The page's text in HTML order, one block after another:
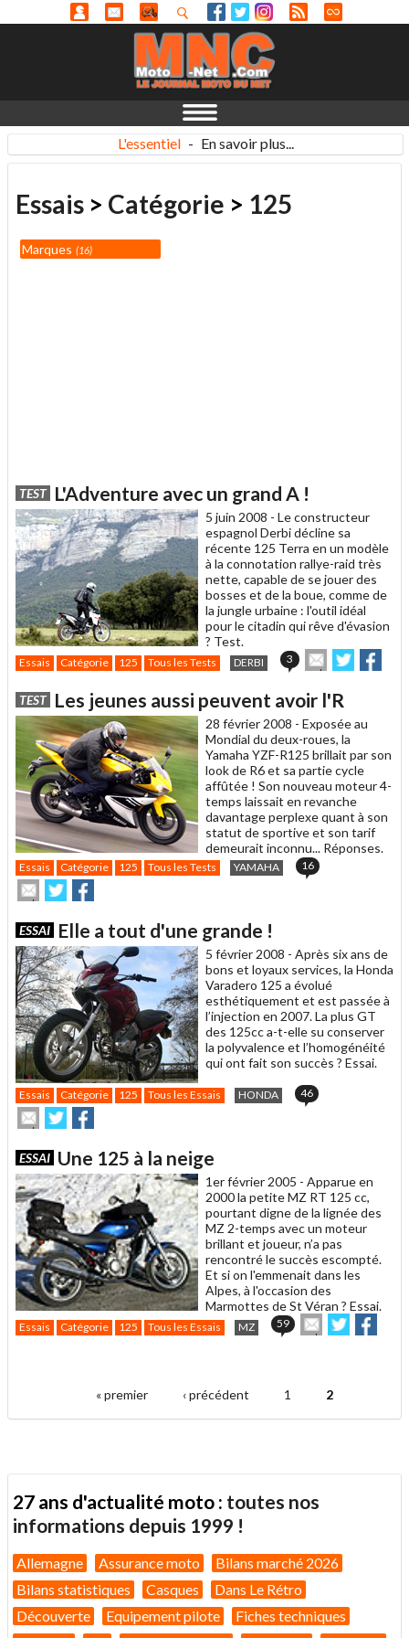
L'essentiel - En savoir plus...
Essais > Catégorie > 125
Marques 16
TEST L'Adventure avec un grand A !
5 juin 2008 - Le constructeur
espagnol Derbi décline sa
récente 125 Terra en un modèle
à la connotation rallye-raid très
nette, capable de se jouer des
bosses et de la boue, comme de
la jungle urbaine : l'outil idéal
pour le citadin qui rêve d'évasion
? Test.
Essais Catégorie 125 Tous les Tests DERBI 3
Envoyer
cet
à
un
ami
Partager
sur sur
TEST Les jeunes aussi peuvent avoir l'R
28 février 2008 - Exposée au
Mondial du deux-roues, la
Yamaha YZF-R125 brillait par son
look de R6 et sa partie cycle
affûtée ! Son nouveau moteur 4-
temps laissait en revanche
davantage perplexe quant à son
statut de sportive et son tarif
demeurait inconnu... Réponses.
Essais Catégorie 125 Tous les Tests YAMAHA 16
Envoyer
cet
à
un
ami
Partager
sur
sur
ESSAI Elle a tout d'une grande !
5 février 2008 - Après six ans de
bons et loyaux services, la Honda
Varadero 125 a évolué
esthétiquement et est passée à
l’injection en 2007. La plus GT
des 125cc a-t-elle su conserver
la polyvalence et l’homogénéité
qui ont fait son succès ? Essai.
Essais Catégorie 125 Tous les Essais HONDA 46
Envoyer
cet
à
un
ami
Partager
sur
sur
ESSAI Une 125 à la neige
1er février 2005 - Apparue en
2000 la petite MZ RT 125 cc,
pourtant digne de la lignée des
MZ 2-temps avec un moteur
brillant et joueur, n’a pas
rencontré le succès escompté.
Et si on l'emmenait dans les
Alpes, à l'occasion des
Marmottes de St Véran ? Essai.
Essais Catégorie 125 Tous les Essais MZ 59
Envoyer
cet
Partager
sur sur
« premier ‹ précédent 1 2
27 ans d'actualité moto : toutes nos
informations depuis 1999 !
Allemagne Assurance moto
Bilans marché 2026
Bilans statistiques
Casques
Dans Le Rétro
Découverte
Equipement pilote
Fiches techniques